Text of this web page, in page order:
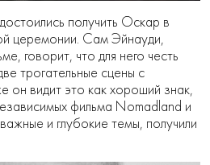
получить Оскар в
церемонии. Сам Эйнауди,
говорит, что для него честь
трогательные сцены с
он видит это как хороший знак,
фильма Nomadland и
и глубокие темы, получили